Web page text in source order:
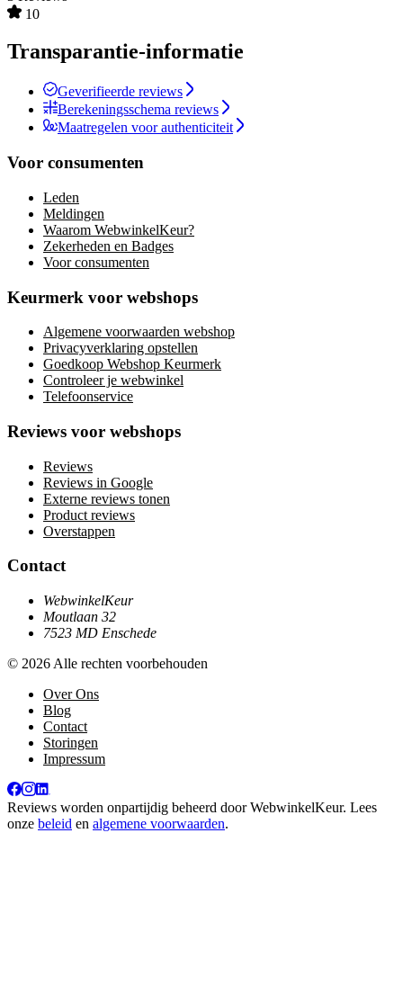
10
Transparantie-informatie
Geverifieerde reviews
Berekeningsschema reviews
Maatregelen voor authenticiteit
Voor consumenten
Leden
Meldingen
Waarom WebwinkelKeur?
Zekerheden en Badges
Voor consumenten
Keurmerk voor webshops
Algemene voorwaarden webshop
Privacyverklaring opstellen
Goedkoop Webshop Keurmerk
Controleer je webwinkel
Telefoonservice
Reviews voor webshops
Reviews
Reviews in Google
Externe reviews tonen
Product reviews
Overstappen
Contact
WebwinkelKeur
Moutlaan 32
7523 MD Enschede
© 2026 Alle rechten voorbehouden
Over Ons
Blog
Contact
Storingen
Impressum
Reviews worden onpartijdig beheerd doorWebwinkelKeur. Lees
onze beleid en algemene voorwaarden.